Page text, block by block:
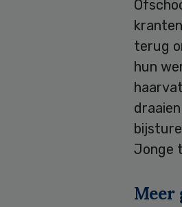
terug
hun
Jonge
Meer